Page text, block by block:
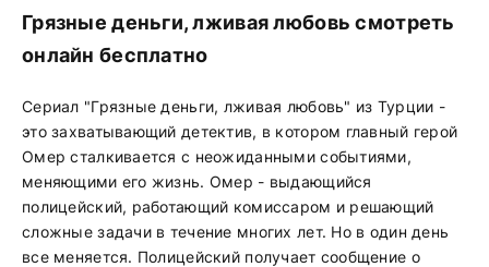
Грязные деньги, лживая любовь смотреть
онлайн бесплатно
Сериал "Грязные деньги, лживая любовь" из Турции -
это захватывающий детектив, в котором главный герой
Омер сталкивается с неожиданными событиями,
меняющими его жизнь. Омер - выдающийся
полицейский, работающий комиссаром и решающий
сложные задачи в течение многих лет. Но в один день
все меняется. Полицейский получает сообщение о